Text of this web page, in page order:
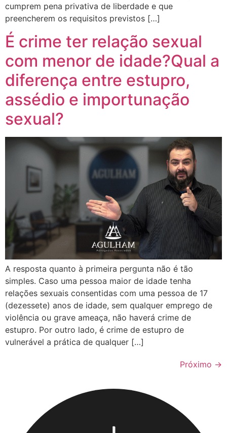
cumprem pena privativa de liberdade e que
preencherem os requisitos previstos […]
É crime ter relação sexual
com menor de idade?Qual a
diferença entre estupro,
assédio e importunação
sexual?
A resposta quanto à primeira pergunta não é tão
simples. Caso uma pessoa maior de idade tenha
relações sexuais consentidas com uma pessoa de 17
(dezessete) anos de idade, sem qualquer emprego de
violência ou grave ameaça, não haverá crime de
estupro. Por outro lado, é crime de estupro de
vulnerável a prática de qualquer […]
Próximo →